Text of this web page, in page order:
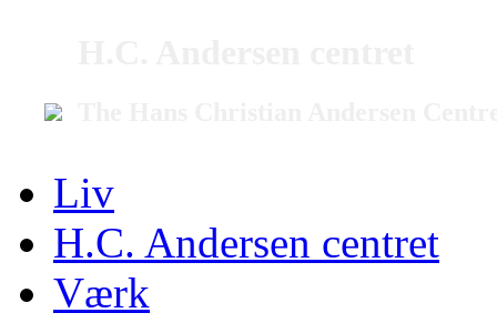
Liv
H.C. Andersen centret
Værk